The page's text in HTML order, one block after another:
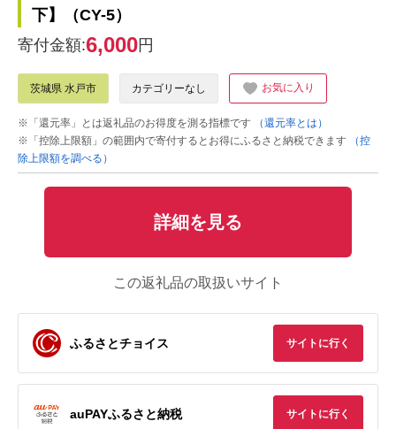
下】（CY-5）
寄付金額:6,000円
茨城県 水戸市 カテゴリーなし お気に入り
※「還元率」とは返礼品のお得度を測る指標です
（還元率とは）
※「控除上限額」の範囲内で寄付するとお得にふるさと納税できます
（控
除上限額を調べる）
詳細を見る
この返礼品の取扱いサイト
ふるさとチョイス サイトに行く
auPAYふるさと納税 サイトに行く